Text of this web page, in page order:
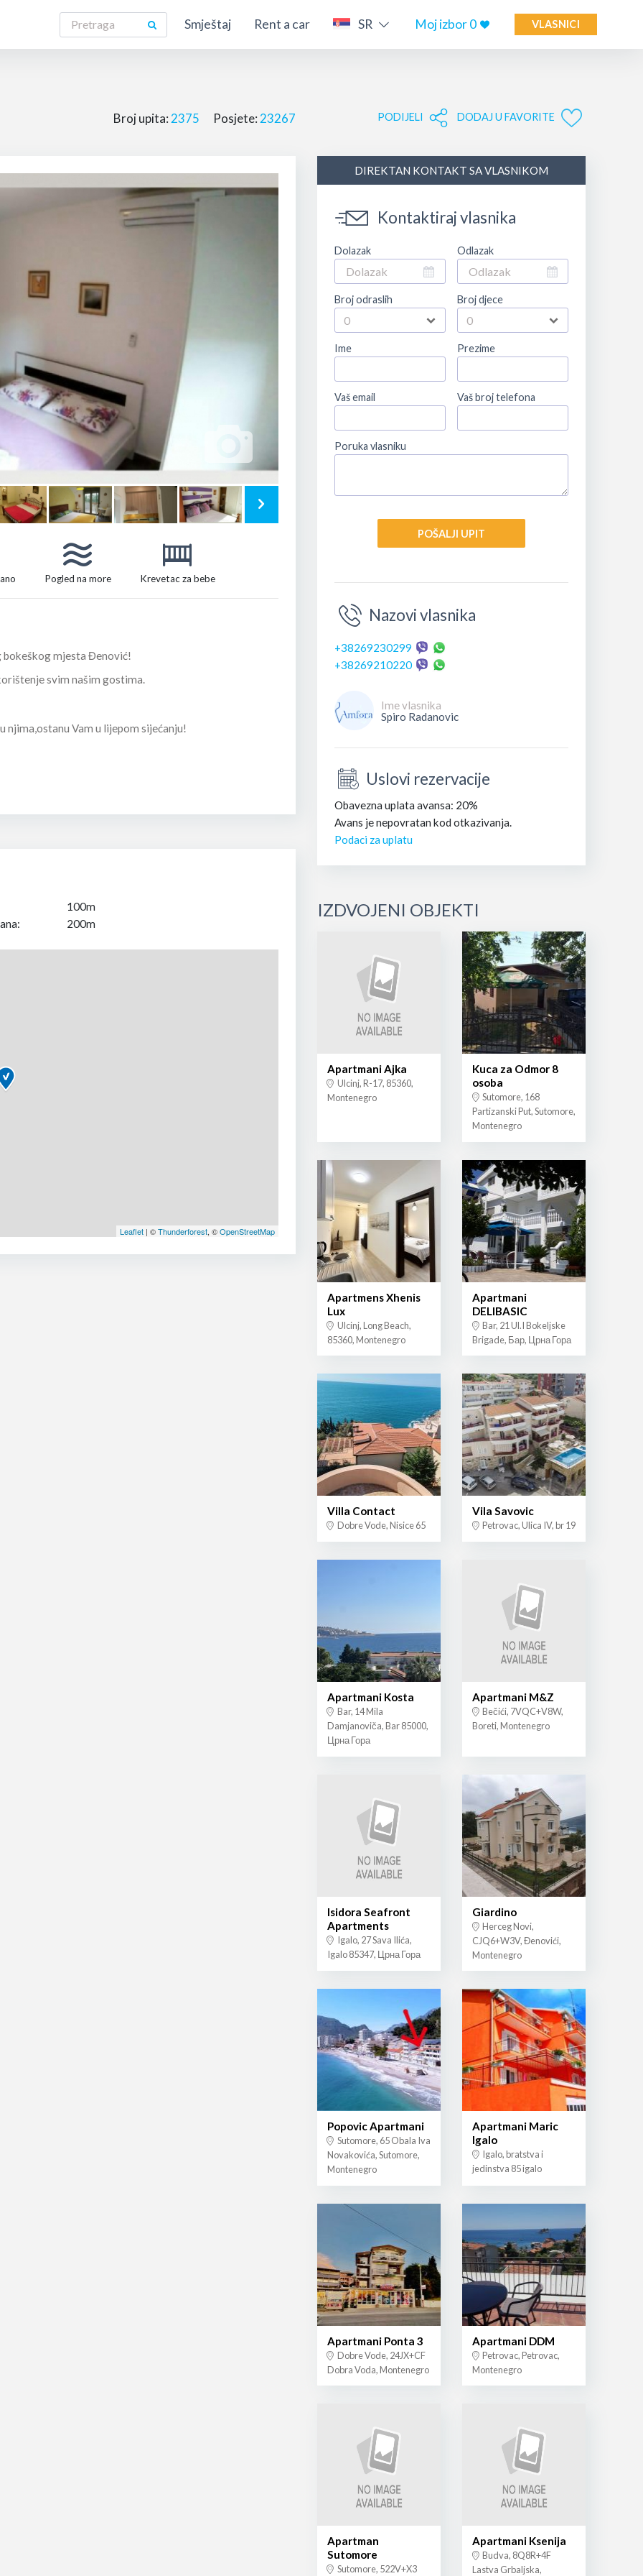
Smještaj Rent a car SR Moj izbor0 VLASNICI
Broj upita: 2375 Posjete: 23267 PODIJELI DODAJ U FAVORITE
Pogled na more Krevetac za bebe
mjesta Đenović!
svim našim gostima.
Vam u lijepom sijećanju!
100m
200m
Leaflet| ©Thunderforest, ©OpenStreetMap
DIREKTAN KONTAKT SA VLASNIKOM
Kontaktiraj vlasnika
Dolazak Odlazak
Broj odraslih Broj djece
Ime Prezime
Vaš email Vaš broj telefona
Poruka vlasniku
POŠALJI UPIT
Nazovi vlasnika
+38269230299
+38269210220
Ime vlasnika
Spiro Radanovic
Uslovi rezervacije
Obavezna uplata avansa: 20%
Avans je nepovratan kod otkazivanja.
Podaci za uplatu
IZDVOJENI OBJEKTI
Apartmani Ajka
Ulcinj, R-17, 85360,
Montenegro
Kuca za Odmor 8
osoba
Sutomore, 168
Partizanski Put, Sutomore,
Montenegro
Apartmens Xhenis
Lux
Ulcinj, Long Beach,
85360, Montenegro
Apartmani
DELIBASIC
Bar, 21 Ul.I Bokeljske
Brigade, Бар, Црна Гора
Villa Contact
Dobre Vode, Nisice 65
Vila Savovic
Petrovac, Ulica IV, br 19
Apartmani Kosta
Bar, 14 Mila
Damjanoviča, Bar 85000,
Црна Гора
Apartmani M&Z
Bečići, 7VQC+V8W,
Boreti, Montenegro
Isidora Seafront
Apartments
Igalo, 27 Sava Ilića,
Igalo 85347, Црна Гора
Giardino
Herceg Novi,
CJQ6+W3V, Đenovići,
Montenegro
Popovic Apartmani
Sutomore, 65 Obala Iva
Novakovića, Sutomore,
Montenegro
Apartmani Maric
Igalo
Igalo, bratstva i
jedinstva 85 igalo
Apartmani Ponta 3
Dobre Vode, 24JX+CF
Dobra Voda, Montenegro
Apartmani DDM
Petrovac, Petrovac,
Montenegro
Apartman
Sutomore
Sutomore, 522V+X3
Apartmani Ksenija
Budva, 8Q8R+4F
Lastva Grbaljska,